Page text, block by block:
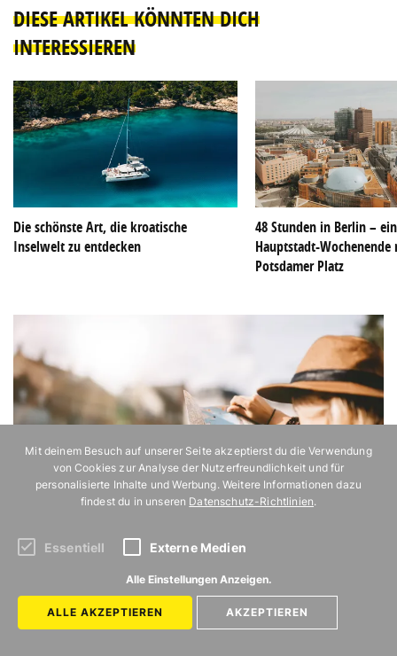
DIESE ARTIKEL KÖNNTEN DICH
INTERESSIEREN
Die schönste Art, die kroatische
Inselwelt zu entdecken
48 Stunden in Berlin –
Hauptstadt-
Potsdamer Platz
Mit deinem Besuch auf unserer Seite akzeptierst du die Verwendung
von Cookies zur Analyse der Nutzerfreundlichkeit und für
personalisierte Inhalte und Werbung. Weitere Informationen dazu
findest du in unseren Datenschutz-Richtlinien.
Essentiell Externe Medien
Alle Einstellungen Anzeigen.
ALLE AKZEPTIEREN AKZEPTIEREN